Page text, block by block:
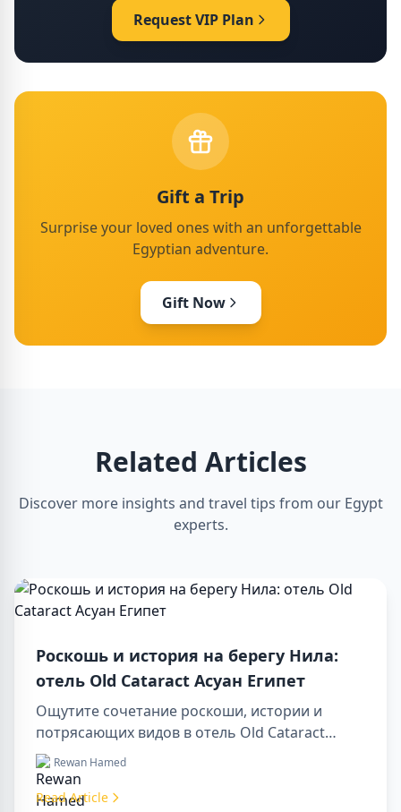
Request VIP Plan
Gift a Trip
Surprise your loved ones with an unforgettable
Egyptian adventure.
Gift Now
Related Articles
Discover more insights and travel tips from our Egypt
experts.
Роскошь и история на берегу Нила:
отель Old Cataract Асуан Египет
Ощутите сочетание роскоши, истории и
потрясающих видов в отель Old Cataract
Асуан Египет. Исследуйте незабываемые day
tours in luxor egypt и отправьтесь в памятный
day trip to aswan from luxor.
Rewan Hamed
Read Article